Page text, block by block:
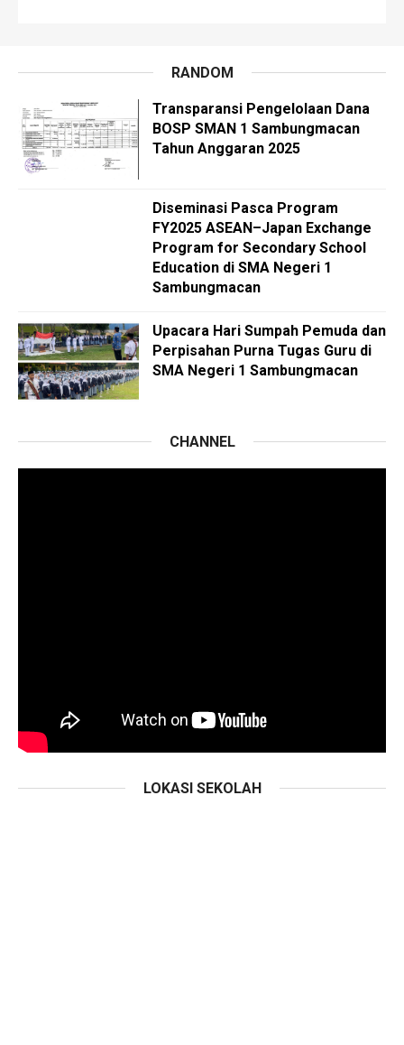
RANDOM
Transparansi Pengelolaan Dana
BOSP SMAN 1 Sambungmacan
Tahun Anggaran 2025
Diseminasi Pasca Program
FY2025 ASEAN–Japan Exchange
Program for Secondary School
Education di SMA Negeri 1
Sambungmacan
Upacara Hari Sumpah Pemuda dan
Perpisahan Purna Tugas Guru di
SMA Negeri 1 Sambungmacan
CHANNEL
LOKASI SEKOLAH